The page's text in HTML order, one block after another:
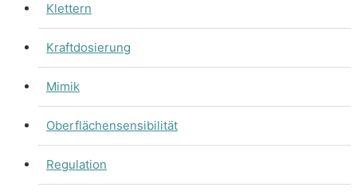
Klettern
Kraftdosierung
Mimik
Oberflächensensibilität
Regulation